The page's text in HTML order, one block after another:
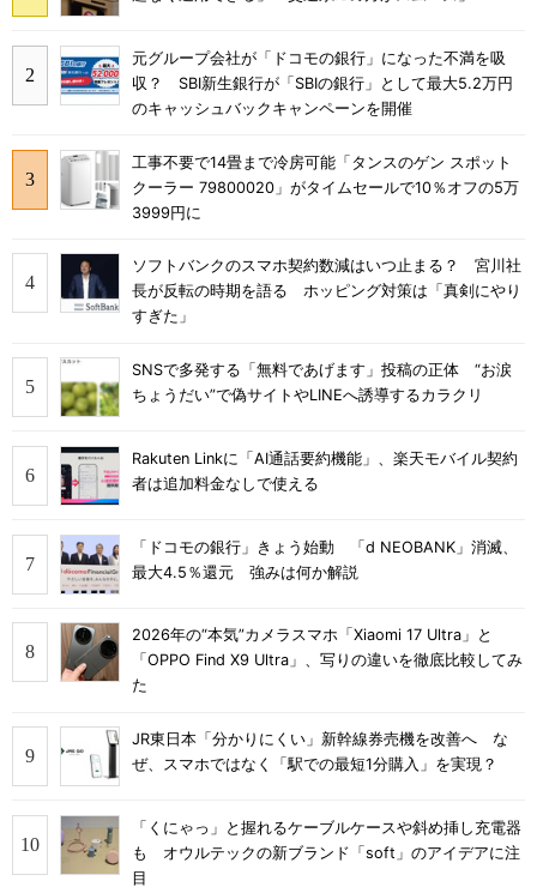
元グループ会社が「ドコモの銀行」になった不満を吸
収？ SBI新生銀行が「SBIの銀行」として最大5.2万円
のキャッシュバックキャンペーンを開催
工事不要で14畳まで冷房可能「タンスのゲン スポット
クーラー 79800020」がタイムセールで10％オフの5万
3999円に
ソフトバンクのスマホ契約数減はいつ止まる？ 宮川社
長が反転の時期を語る ホッピング対策は「真剣にやり
すぎた」
SNSで多発する「無料であげます」投稿の正体 “お涙
ちょうだい”で偽サイトやLINEへ誘導するカラクリ
Rakuten Linkに「AI通話要約機能」、楽天モバイル契約
者は追加料金なしで使える
「ドコモの銀行」きょう始動 「d NEOBANK」消滅、
最大4.5％還元 強みは何か解説
2026年の“本気”カメラスマホ「Xiaomi 17 Ultra」と
「OPPO Find X9 Ultra」、写りの違いを徹底比較してみ
た
JR東日本「分かりにくい」新幹線券売機を改善へ な
ぜ、スマホではなく「駅での最短1分購入」を実現？
「くにゃっ」と握れるケーブルケースや斜め挿し充電器
も オウルテックの新ブランド「soft」のアイデアに注
目